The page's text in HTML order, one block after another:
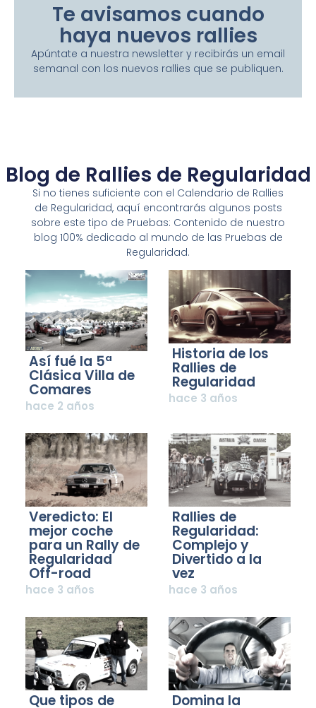
Te avisamos cuando
haya nuevos rallies
Apúntate a nuestra newsletter y recibirás un email
semanal con los nuevos rallies que se publiquen.
Blog de Rallies de Regularidad
Si no tienes suficiente con el Calendario de Rallies
de Regularidad, aquí encontrarás algunos posts
sobre este tipo de Pruebas: Contenido de nuestro
blog 100% dedicado al mundo de las Pruebas de
Regularidad.
Así fué la 5ª
Clásica Villa de
Comares
hace 2 años
Historia de los
Rallies de
Regularidad
hace 3 años
Veredicto: El
mejor coche
para un Rally de
Regularidad
Off-road
hace 3 años
Rallies de
Regularidad:
Complejo y
Divertido a la
vez
hace 3 años
Que tipos de Domina la